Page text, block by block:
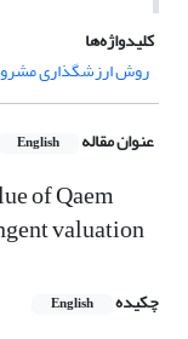
کلیدواژه‌ها
روش ارزشگذاری
عنوان مقاله English
of Qaem
valuation
چکیده English